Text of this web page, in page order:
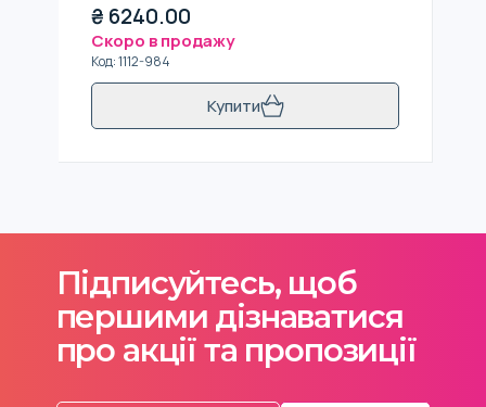
₴ 6240.00
Скоро в продажу
Код:1112-984
Купити
Підписуйтесь, щоб
першими дізнаватися
про акції та пропозиції